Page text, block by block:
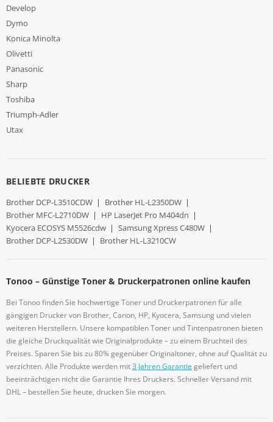
Develop
Dymo
Konica Minolta
Olivetti
Panasonic
Sharp
Toshiba
Triumph-Adler
Utax
BELIEBTE DRUCKER
Brother DCP-L3510CDW | Brother HL-L2350DW |
Brother MFC-L2710DW | HP LaserJet Pro M404dn |
Kyocera ECOSYS M5526cdw | Samsung Xpress C480W |
Brother DCP-L2530DW | Brother HL-L3210CW
Tonoo – Günstige Toner & Druckerpatronen online kaufen
Bei Tonoo finden Sie hochwertige Toner und Druckerpatronen für alle
gängigen Drucker von Brother, Canon, HP, Kyocera, Samsung und vielen
weiteren Herstellern. Unsere kompatiblen Toner und Tintenpatronen bieten
die gleiche Druckqualität wie Originalprodukte – zu einem Bruchteil des
Preises. Sparen Sie bis zu 80% gegenüber Originaltoner, ohne auf Qualität zu
verzichten. Alle Produkte werden mit3 Jahren Garantiegeliefert und
beeinträchtigen nicht die Garantie Ihres Druckers. Schneller Versand mit
DHL – bestellen Sie heute, drucken Sie morgen.